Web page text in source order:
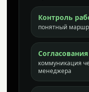
Контроль
понятный
Согласования
коммуникация
менеджера